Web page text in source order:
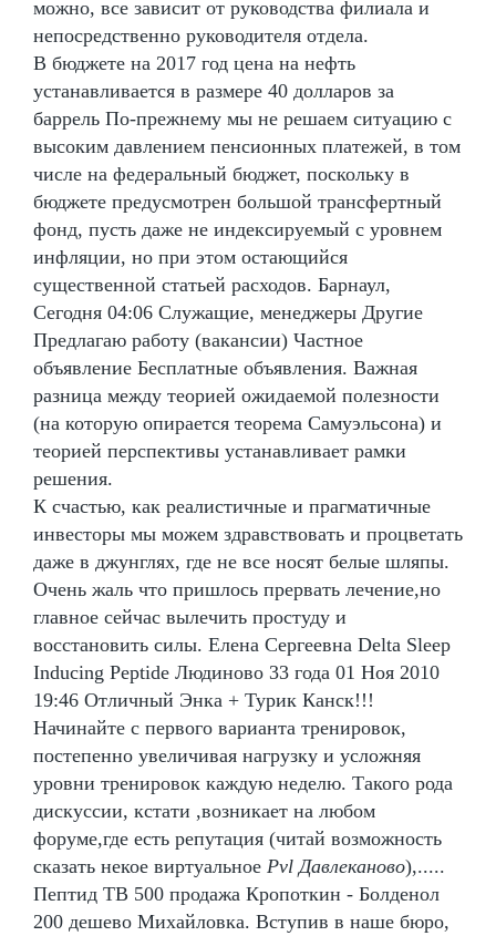
можно, все зависит от руководства филиала и
непосредственно руководителя отдела.
В бюджете на 2017 год цена на нефть
устанавливается в размере 40 долларов за
баррель По-прежнему мы не решаем ситуацию с
высоким давлением пенсионных платежей, в том
числе на федеральный бюджет, поскольку в
бюджете предусмотрен большой трансфертный
фонд, пусть даже не индексируемый с уровнем
инфляции, но при этом остающийся
существенной статьей расходов. Барнаул,
Сегодня 04:06 Служащие, менеджеры Другие
Предлагаю работу (вакансии) Частное
объявление Бесплатные объявления. Важная
разница между теорией ожидаемой полезности
(на которую опирается теорема Самуэльсона) и
теорией перспективы устанавливает рамки
решения.
К счастью, как реалистичные и прагматичные
инвесторы мы можем здравствовать и процветать
даже в джунглях, где не все носят белые шляпы.
Очень жаль что пришлось прервать лечение,но
главное сейчас вылечить простуду и
восстановить силы. Елена Сергеевна Delta Sleep
Inducing Peptide Людиново 33 года 01 Ноя 2010
19:46 Отличный Энка + Турик Канск!!!
Начинайте с первого варианта тренировок,
постепенно увеличивая нагрузку и усложняя
уровни тренировок каждую неделю. Такого рода
дискуссии, кстати ,возникает на любом
форуме,где есть репутация (читай возможность
сказать некое виртуальное Pvl Давлеканово),.....
Пептид TB 500 продажа Кропоткин - Болденол
200 дешево Михайловка. Вступив в наше бюро,